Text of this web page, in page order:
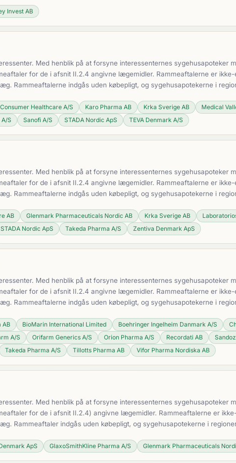
Invest AB
Med henblik på at forsyne interessenternes sygehusapoteker
for de i afsnit II.2.4 angivne lægemidler. Rammeaftalerne er
Rammeaftalerne indgås uden købepligt, og sygehusapotekerne i
Healthcare A/S Karo Pharma AB Krka Sverige AB Medical
S Sanofi A/S STADA Nordic ApS TEVA Denmark A/S
Med henblik på at forsyne interessenternes sygehusapoteker
for de i afsnit II.2.4 angivne lægemidler. Rammeaftalerne er
Rammeaftalerne indgås uden købepligt, og sygehusapotekerne i
AB Glenmark Pharmaceuticals Nordic AB Krka Sverige AB
STADA Nordic ApS Takeda Pharma A/S Zentiva Denmark ApS
Med henblik på at forsyne interessenternes sygehusapoteker
for de i afsnit II.2.4 angivne lægemidler. Rammeaftalerne er
Rammeaftalerne indgås uden købepligt, og sygehusapotekerne i
AB BioMarin International Limited Boehringer Ingelheim Danmark A/S
A/S Orifarm Generics A/S Orion Pharma A/S Recordati AB
Takeda Pharma A/S Tillotts Pharma AB Vifor Pharma Nordiska AB
Med henblik på at forsyne interessenternes sygehusapoteker
for de i afsnit II.2.4) angivne lægemidler. Rammeaftalerne er
Rammeaftaler indgås uden købepligt, og sygehusapotekerne i
ApS GlaxoSmithKline Pharma A/S Glenmark Pharmaceuticals